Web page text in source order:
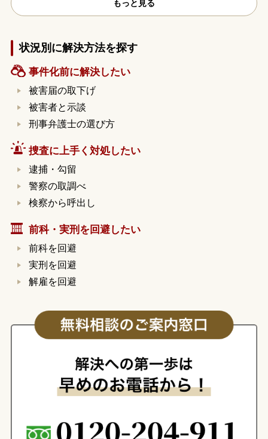
もっと見る
状況別に解決方法を探す
事件化前に解決したい
被害届の取下げ
被害者と示談
刑事弁護士の選び方
捜査に上手く対処したい
逮捕・勾留
警察の取調べ
検察から呼出し
前科・実刑を回避したい
前科を回避
実刑を回避
解雇を回避